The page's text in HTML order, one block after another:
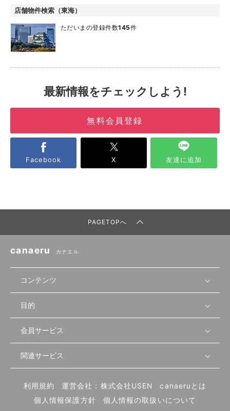
店舗物件検索（東海）
ただいまの登録件数145件
最新情報をチェックしよう!
無料会員登録
Facebook X 友達に追加
PAGETOPへ
canaeru カナエル
コンテンツ
無料開業相談
セミナー情報
セミナー動画
物件を探す
首都圏
北海道
先輩開業者の声
開業・経営に関する記事
目的
店舗運営
物件
内装・設備
食材・仕入れ
会員サービス
会員登録
ログイン
関連サービス
飲食店サクセスガイド（外部サイト）
利用規約 運営会社：株式会社USEN
canaeruとは
個人情報保護方針
個人情報の取扱いについて